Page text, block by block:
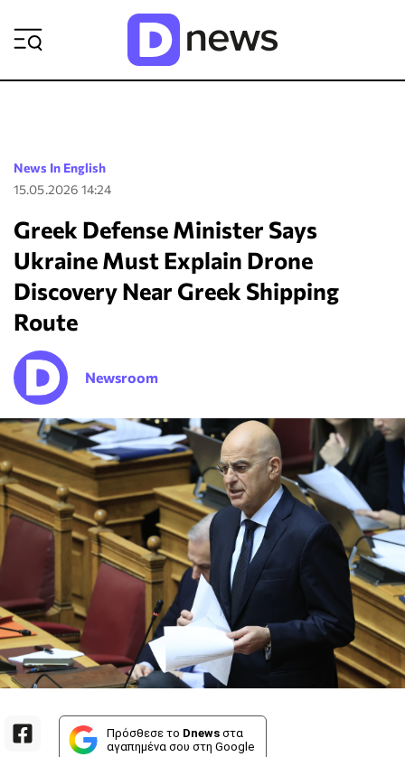
News In English
15.05.2026 14:24
Greek Defense Minister Says
Ukraine Must Explain Drone
Discovery Near Greek Shipping
Route
Newsroom
Πρόσθεσε το Dnews στα
αγαπημένα σου στη Google